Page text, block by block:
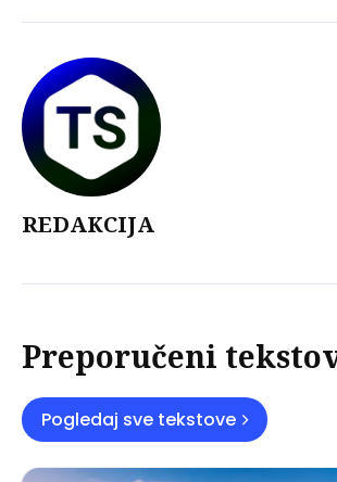
REDAKCIJA
Preporučeni
Pogledaj sve tekstove